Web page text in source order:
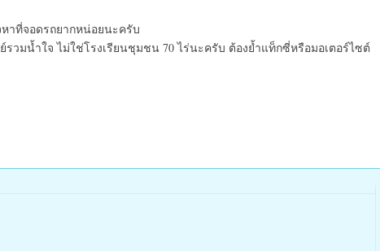
หาที่จอดรถยากหน่อยนะครับ
วมน้ำใจ ไม่ใช่โรงเรียนชุมชน 70 ไร่นะครับ ต้องย้ำแท็กซี่หรือมอเตอร์ไซต์